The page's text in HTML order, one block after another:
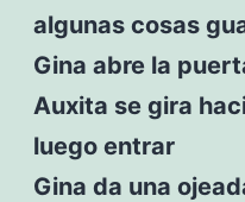
algunas cosas
Gina abre la
Auxita se gira
luego entrar
Gina da una